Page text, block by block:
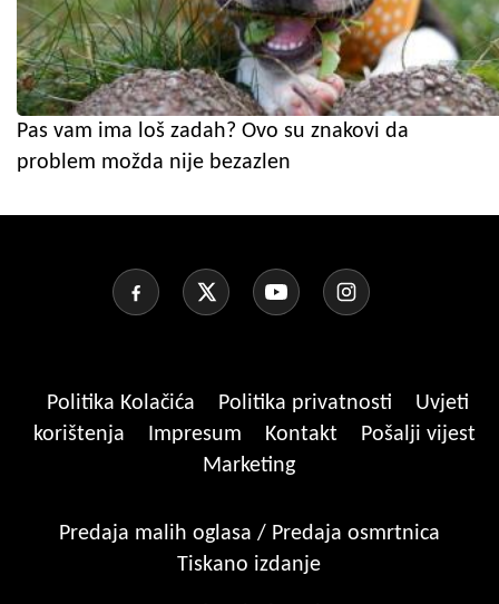
Pas vam ima loš zadah? Ovo su znakovi da
problem možda nije bezazlen
Politika Kolačića Politika privatnosti
Uvjeti
korištenja
Impresum Kontakt
Pošalji vijest
Marketing
Predaja malih oglasa / Predaja osmrtnica
Tiskano izdanje